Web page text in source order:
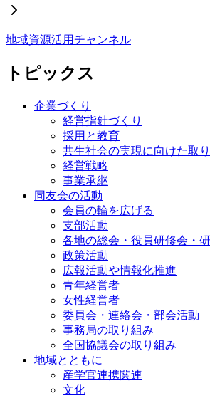
地域資源活用チャンネル
トピックス
企業づくり
経営指針づくり
採用と教育
共生社会の実現に向けた取
経営戦略
事業承継
同友会の活動
会員の輪を広げる
支部活動
各地の総会・役員研修会・
政策活動
広報活動や情報化推進
青年経営者
女性経営者
委員会・連絡会・部会活動
事務局の取り組み
全国協議会の取り組み
地域とともに
産学官連携関連
文化